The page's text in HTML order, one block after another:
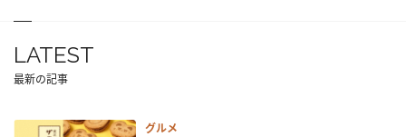
LATEST
最新の記事
グルメ